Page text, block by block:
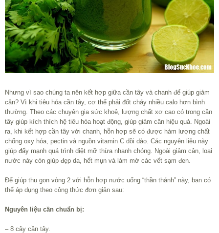
Nhưng vì sao chúng ta nên kết hợp giữa cần tây và chanh để giúp giảm
cân? Vì khi tiêu hóa cần tây, cơ thể phải đốt cháy nhiều calo hơn bình
thường. Theo các chuyên gia sức khoẻ, lượng chất xơ cao có trong cần
tây giúp kích thích hệ tiêu hóa hoạt động, giúp giảm cân hiệu quả. Ngoài
ra, khi kết hợp cần tây với chanh, hỗn hợp sẽ có được hàm lượng chất
chống oxy hóa, pectin và nguồn vitamin C dồi dào. Các nguyên liệu này
giúp đẩy mạnh quá trình diệt mỡ thừa nhanh chóng. Ngoài giảm cân, loại
nước này còn giúp đẹp da, hết mụn và làm mờ các vết sạm đen.
Để giúp thu gọn vòng 2 với hỗn hợp nước uống “thần thánh” này, bạn có
thể áp dụng theo công thức đơn giản sau:
Nguyên liệu cần chuẩn bị:
– 8 cây cần tây.